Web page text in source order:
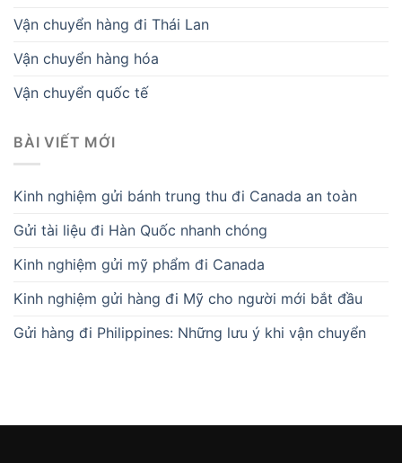
Vận chuyển hàng đi Thái Lan
Vận chuyển hàng hóa
Vận chuyển quốc tế
BÀI VIẾT MỚI
Kinh nghiệm gửi bánh trung thu đi Canada an toàn
Gửi tài liệu đi Hàn Quốc nhanh chóng
Kinh nghiệm gửi mỹ phẩm đi Canada
Kinh nghiệm gửi hàng đi Mỹ cho người mới bắt đầu
Gửi hàng đi Philippines: Những lưu ý khi vận chuyển